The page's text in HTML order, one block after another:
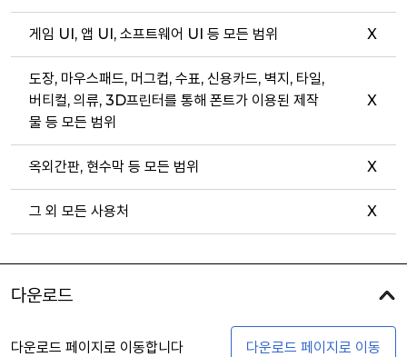
게임 UI, 앱 UI, 소프트웨어 UI 등 모든 범위 X
도장, 마우스패드, 머그컵, 수표, 신용카드, 벽지, 타일,
버티컬, 의류, 3D프린터를 통해 폰트가 이용된 제작
물 등 모든 범위
X
옥외간판, 현수막 등 모든 범위 X
그 외 모든 사용처 X
다운로드
다운로드 페이지로 이동합니다 다운로드 페이지로 이동